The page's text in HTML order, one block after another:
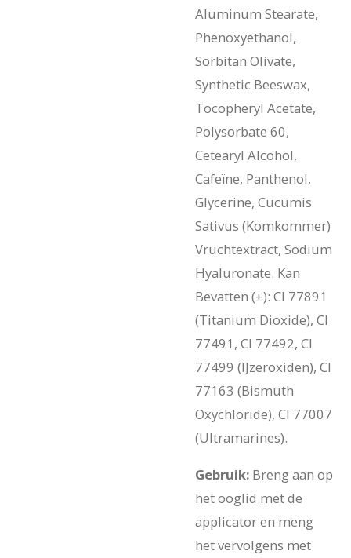
Aluminum Stearate,
Phenoxyethanol,
Sorbitan Olivate,
Synthetic Beeswax,
Tocopheryl Acetate,
Polysorbate 60,
Cetearyl Alcohol,
Cafeïne, Panthenol,
Glycerine, Cucumis
Sativus (Komkommer)
Vruchtextract, Sodium
Hyaluronate. Kan
Bevatten (±): CI 77891
(Titanium Dioxide), CI
77491, CI 77492, CI
77499 (IJzeroxiden), CI
77163 (Bismuth
Oxychloride), CI 77007
(Ultramarines).
Gebruik: Breng aan op
het ooglid met de
applicator en meng
het vervolgens met